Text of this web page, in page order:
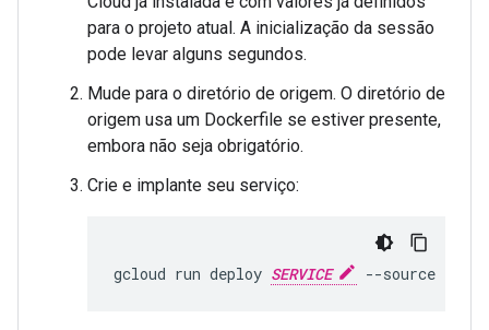
para o projeto atual. A inicialização da sessão
pode levar alguns segundos.
Mude para o diretório de origem. O diretório de
origem usa um Dockerfile se estiver presente,
embora não seja obrigatório.
Crie e implante seu serviço:
gcloud run deploy SERVICE --source